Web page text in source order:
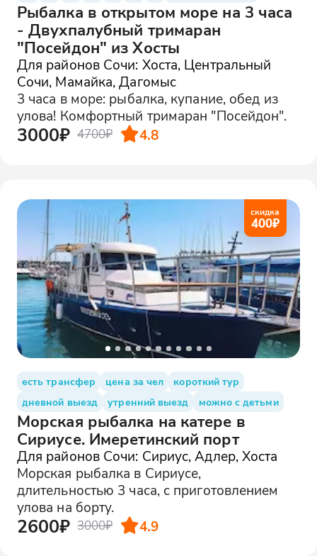
Рыбалка в открытом море на 3 часа
- Двухпалубный тримаран
"Посейдон" из Хосты
Для районов Сочи: Хоста, Центральный
Сочи, Мамайка, Дагомыс
3 часа в море: рыбалка, купание, обед из
улова! Комфортный тримаран "Посейдон".
3000₽ 4700₽ 4.8
скидка
400₽
есть трансфер цена за чел
короткий тур
дневной выезд
утренний выезд можно с детьми
Морская рыбалка на катере в
Сириусе. Имеретинский порт
Для районов Сочи: Сириус, Адлер, Хоста
Морская рыбалка в Сириусе,
длительностью 3 часа, с приготовлением
улова на борту.
2600₽ 3000₽ 4.9